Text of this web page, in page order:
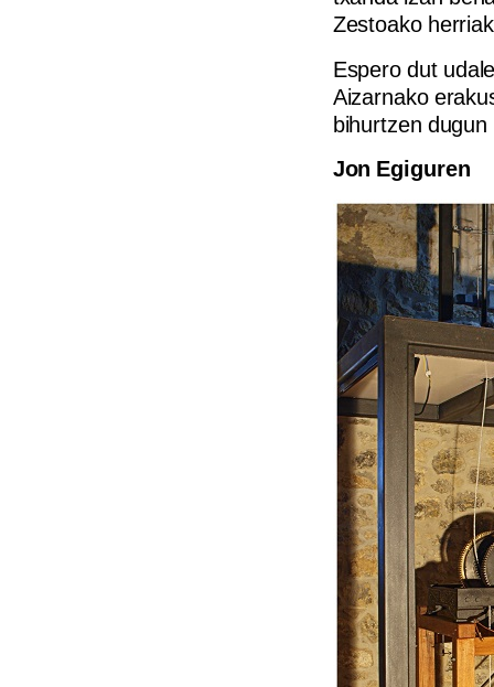
Zestoako
Espero dut
Aizarnako
bihurtzen
Jon Egiguren